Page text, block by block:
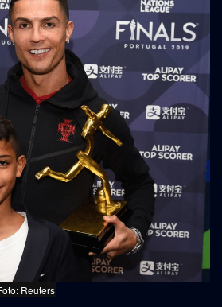
Reuters